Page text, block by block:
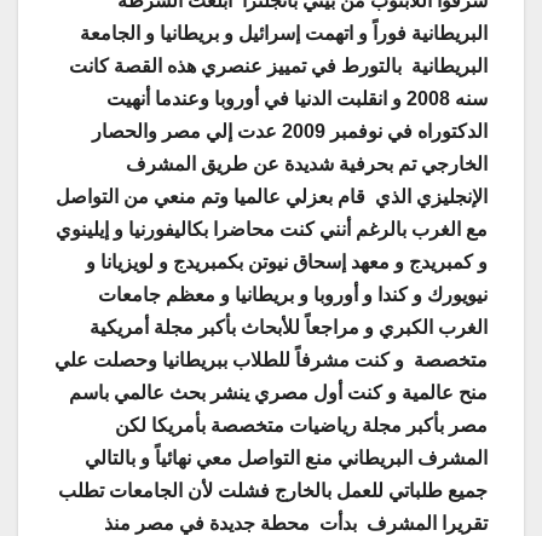
البريطانية فوراً و اتهمت إسرائيل و بريطانيا و الجامعة
البريطانية بالتورط في تمييز عنصري هذه القصة كانت
سنه 2008 و انقلبت الدنيا في أوروبا وعندما أنهيت
الدكتوراه في نوفمبر 2009 عدت إلي مصر
والحصار
الخارجي تم بحرفية شديدة عن طريق المشرف
الإنجليزي الذي قام بعزلي عالميا وتم منعي من التواصل
مع الغرب بالرغم أنني كنت محاضرا بكاليفورنيا و إيلينوي
و كمبريدج و معهد إسحاق نيوتن بكمبريدج و لويزيانا و
نيويورك و كندا و أوروبا و بريطانيا و معظم جامعات
الغرب الكبري و مراجعاً للأبحاث بأكبر مجلة أمريكية
متخصصة و كنت مشرفاً للطلاب ببريطانيا وحصلت علي
منح عالمية و كنت أول مصري ينشر بحث عالمي باسم
مصر بأكبر مجلة رياضيات متخصصة بأمريكا لكن
المشرف البريطاني منع التواصل معي نهائياً و بالتالي
جميع طلباتي للعمل بالخارج فشلت لأن الجامعات تطلب
تقريرا المشرف بدأت محطة جديدة في مصر منذ